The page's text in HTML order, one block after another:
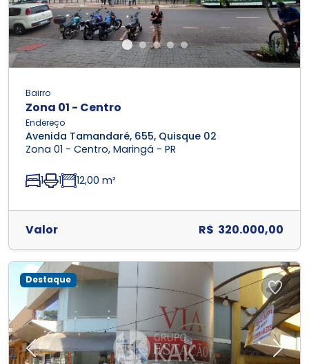
Bairro
Zona 01 - Centro
Endereço
Avenida Tamandaré, 655, Quisque 02
Zona 01 - Centro, Maringá - PR
1 1 12,00 m²
Valor R$ 320.000,00
Previous Next
Destaque